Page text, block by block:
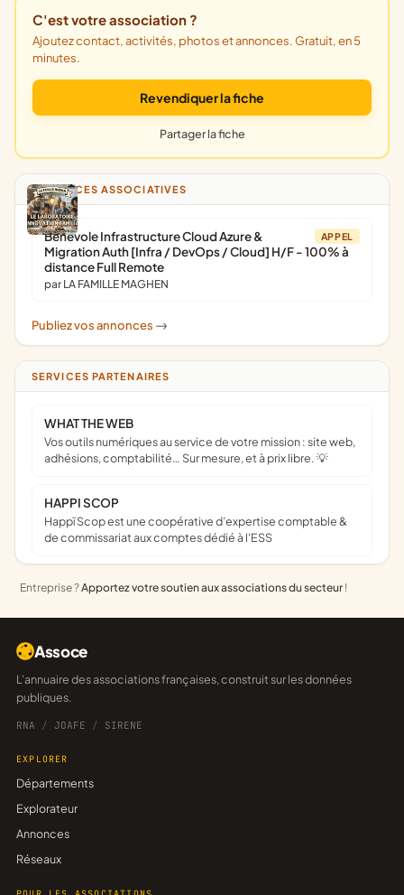
C'est votre association ?
Ajoutez contact, activités, photos et annonces. Gratuit, en 5
minutes.
Revendiquer la fiche
Partager la fiche
ANNONCES ASSOCIATIVES
APPEL
Bénévole Infrastructure Cloud Azure &
Migration Auth [Infra / DevOps / Cloud] H/F - 100% à
distance Full Remote
par LA FAMILLE MAGHEN
Publiez vos annonces ->
SERVICES PARTENAIRES
WHAT THE WEB
Vos outils numériques au service de votre mission : site web,
adhésions, comptabilité… Sur mesure, et à prix libre. 💡
HAPPI SCOP
Happï Scop est une coopérative d’expertise comptable &
de commissariat aux comptes dédié à l'ESS
Entreprise ?Apportez votre soutien aux associations du secteur !
Assoce
L'annuaire des associations françaises, construit sur les données
publiques.
RNA / JOAFE / SIRENE
EXPLORER
Départements
Explorateur
Annonces
Réseaux